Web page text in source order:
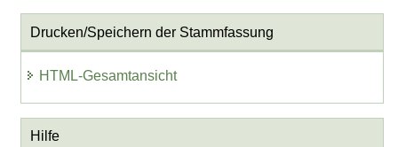
Drucken/Speichern der Stammfassung
HTML-Gesamtansicht
Hilfe